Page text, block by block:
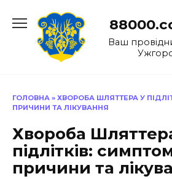
до
Ваш
ГОЛОВНА » ХВОРОБА ШЛЯТТЕРА У
ПРИЧИНИ ТА ЛІКУВАННЯ
Хвороба
підлітків:
причини та